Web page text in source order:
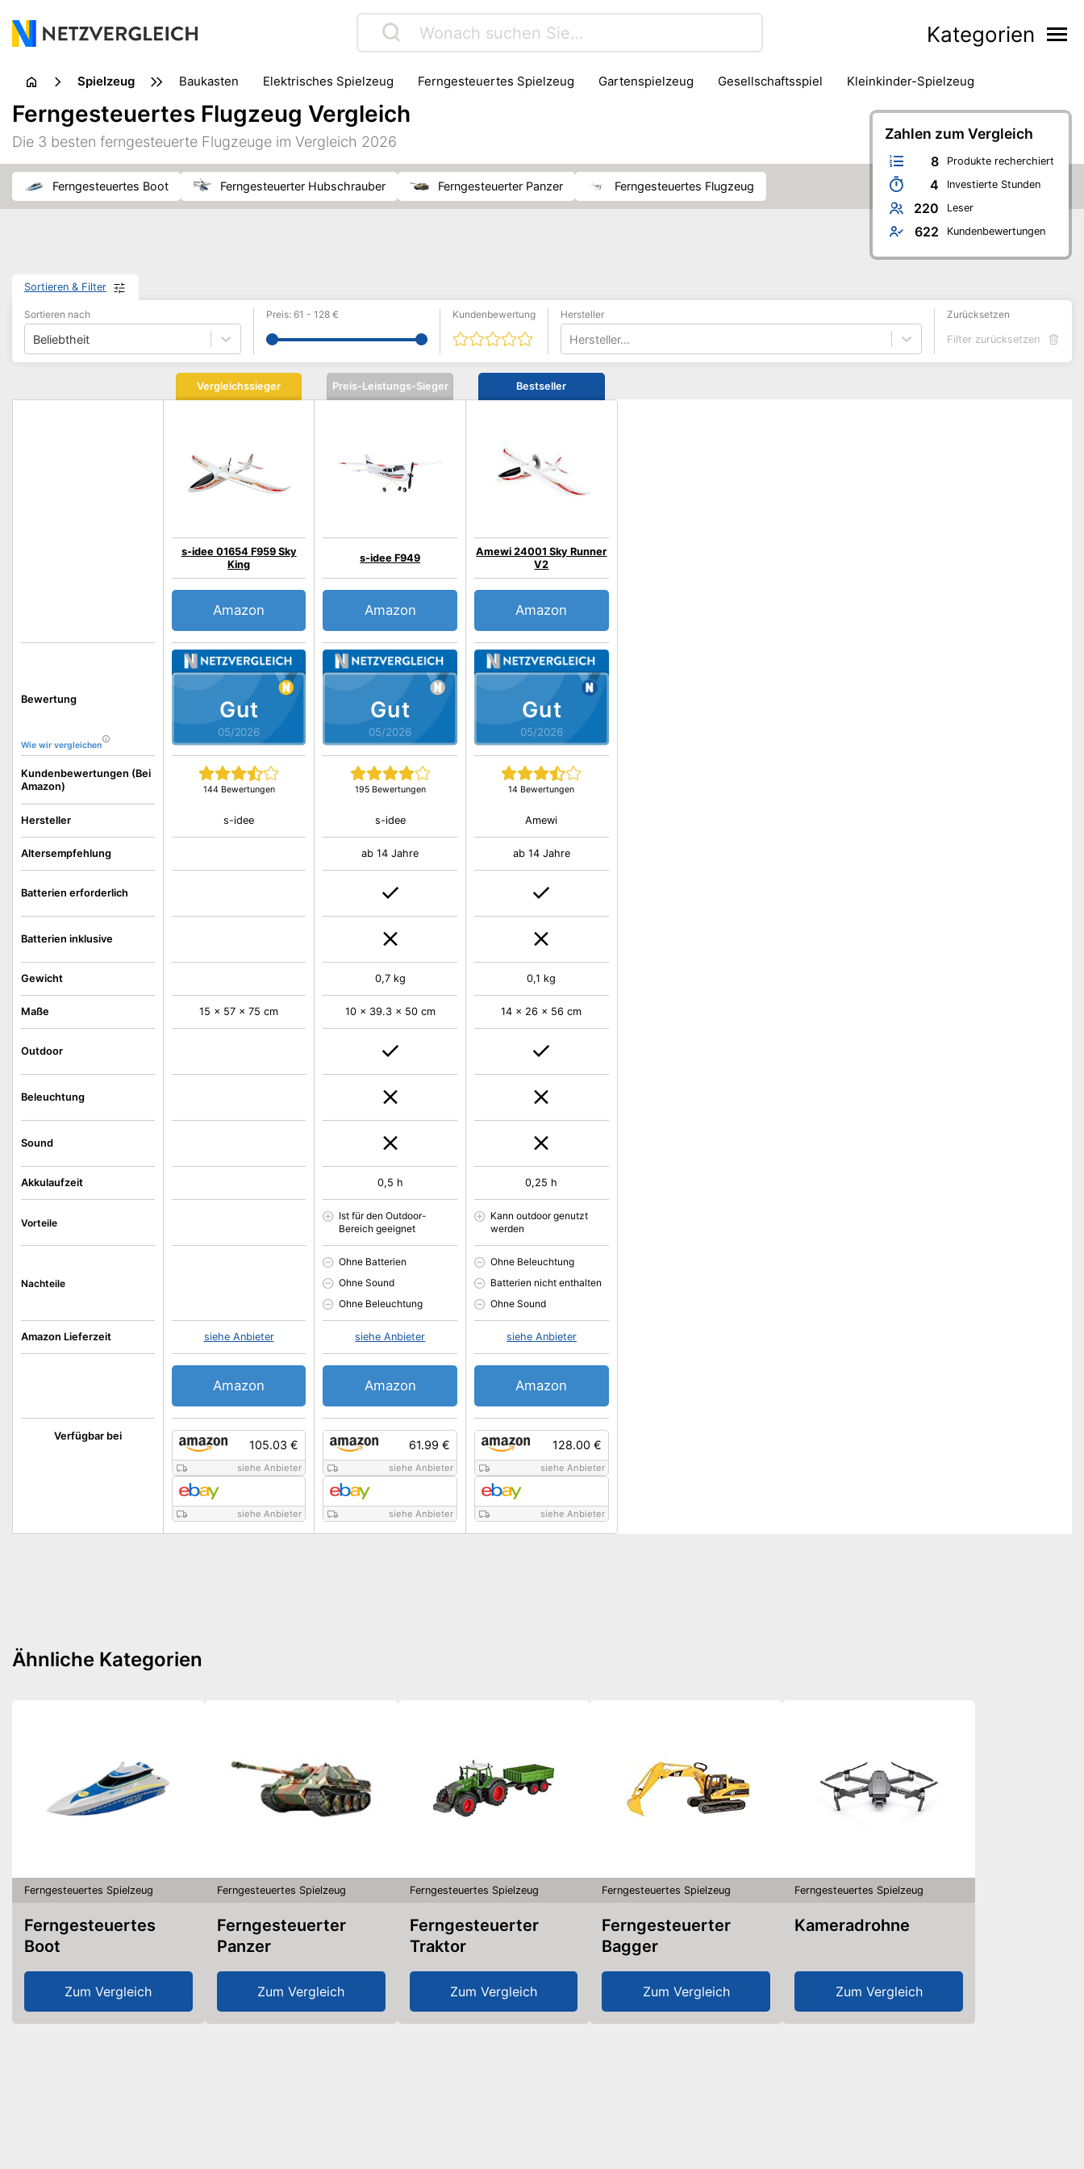
Kategorien
Spielzeug Baukasten Elektrisches Spielzeug Ferngesteuertes Spielzeug Gartenspielzeug Gesellschaftsspiel Kleinkinder-Spielzeug
Zahlen zum Vergleich
8 Produkte recherchiert
4 Investierte Stunden
220 Leser
622 Kundenbewertungen
Ferngesteuertes Flugzeug Vergleich
Die 3 besten ferngesteuerte Flugzeuge im Vergleich 2026
Ferngesteuertes Boot Ferngesteuerter Hubschrauber Ferngesteuerter Panzer Ferngesteuertes Flugzeug
Sortieren & Filter
Sortieren nach
Beliebtheit
Preis: 61 - 128 € Kundenbewertung Hersteller
Hersteller...
Zurücksetzen
Filter zurücksetzen
Bewertung
Wie wir vergleichen
Kundenbewertungen (Bei
Amazon)
Verfügbar bei
Hersteller
Altersempfehlung
Batterien erforderlich
Batterien inklusive
Gewicht
Maße
Outdoor
Beleuchtung
Sound
Akkulaufzeit
Vorteile
Nachteile
Amazon Lieferzeit
Vergleichssieger
Gut
05/2026
s-idee 01654 F959 Sky
King
144 Bewertungen
Amazon
105.03 €
siehe Anbieter
siehe Anbieter
s-idee
15 x 57 x 75 cm
siehe Anbieter
Amazon
Preis-Leistungs-Sieger
Gut
05/2026
s-idee F949
195 Bewertungen
Amazon
61.99 €
siehe Anbieter
siehe Anbieter
s-idee
ab 14 Jahre
0,7 kg
10 x 39.3 x 50 cm
0,5 h
Ist für den Outdoor-
Bereich geeignet
Ohne Batterien
Ohne Sound
Ohne Beleuchtung
siehe Anbieter
Amazon
Bestseller
Gut
05/2026
Amewi 24001 Sky Runner
V2
14 Bewertungen
Amazon
128.00 €
siehe Anbieter
siehe Anbieter
Amewi
ab 14 Jahre
0,1 kg
14 x 26 x 56 cm
0,25 h
Kann outdoor genutzt
werden
Ohne Beleuchtung
Batterien nicht enthalten
Ohne Sound
siehe Anbieter
Amazon
Ähnliche Kategorien
Ferngesteuertes Spielzeug
Ferngesteuertes
Boot
Zum Vergleich
Ferngesteuertes Spielzeug
Ferngesteuerter
Panzer
Zum Vergleich
Ferngesteuertes Spielzeug
Ferngesteuerter
Traktor
Zum Vergleich
Ferngesteuertes Spielzeug
Ferngesteuerter
Bagger
Zum Vergleich
Ferngesteuertes Spielzeug
Kameradrohne
Zum Vergleich